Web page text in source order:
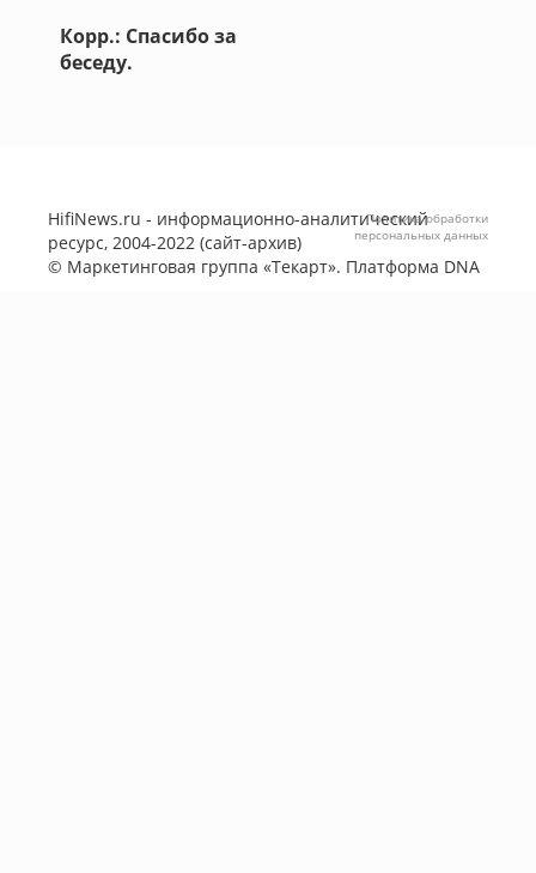
Корр.: Спасибо за
беседу.
HifiNews.ru - информационно-аналитический
ресурс, 2004-2022 (сайт-архив)
© Маркетинговая группа «Текарт». Платформа DNA
Политика обработки
персональных данных